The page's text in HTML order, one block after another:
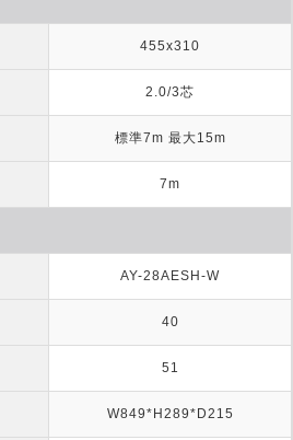
455x310
2.0/3芯
標準7m 最大15m
7m
AY-28AESH-W
40
51
W849*H289*D215